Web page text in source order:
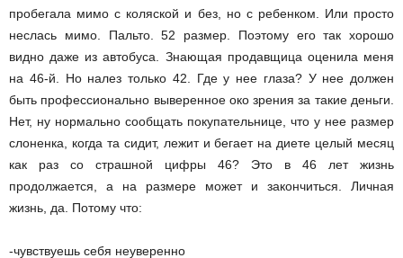
пробегала мимо с коляской и без, но с ребенком. Или просто
неслась мимо. Пальто. 52 размер. Поэтому его так хорошо
видно даже из автобуса. Знающая продавщица оценила меня
на 46-й. Но налез только 42. Где у нее глаза? У нее должен
быть профессионально выверенное око зрения за такие деньги.
Нет, ну нормально сообщать покупательнице, что у нее размер
слоненка, когда та сидит, лежит и бегает на диете целый месяц
как раз со страшной цифры 46? Это в 46 лет жизнь
продолжается, а на размере может и закончиться. Личная
жизнь, да. Потому что:
-чувствуешь себя неуверенно